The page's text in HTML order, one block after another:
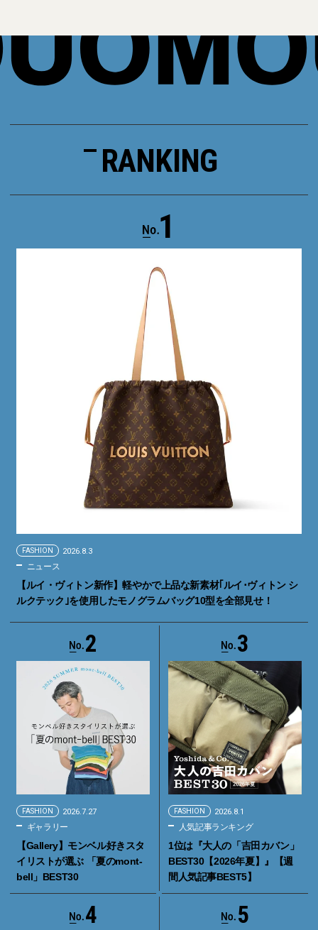
RANKING
1
FASHION 2026.8.3
ニュース
【ルイ・ヴィトン新作】軽やかで上品な新素材｢ルイ･ヴィトン シ
ルクテック｣を使用したモノグラムバッグ10型を全部見せ！
2
FASHION 2026.7.27
ギャラリー
【Gallery】モンベル好きスタ
イリストが選ぶ 「夏のmont-
bell」BEST30
3
FASHION 2026.8.1
人気記事ランキング
1位は『大人の「吉田カバン」
BEST30【2026年夏】』【週
間人気記事BEST5】
4 5